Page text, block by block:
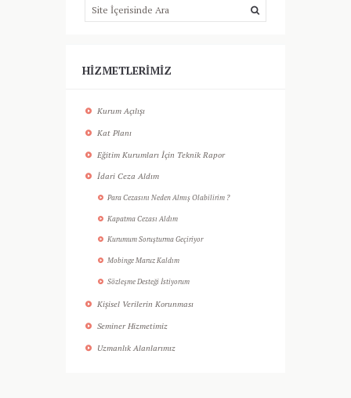
HIZMETLERIMIZ
Kurum Açılışı
Kat Planı
Eğitim Kurumları İçin Teknik Rapor
İdari Ceza Aldım
Para Cezasını Neden Almış Olabilirim ?
Kapatma Cezası Aldım
Kurumum Soruşturma Geçiriyor
Mobinge Maruz Kaldım
Sözleşme Desteği İstiyorum
Kişisel Verilerin Korunması
Seminer Hizmetimiz
Uzmanlık Alanlarımız